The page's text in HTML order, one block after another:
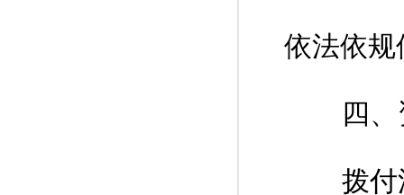
依法依
四、
拨付流